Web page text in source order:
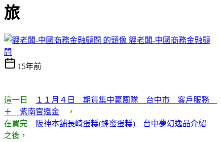
旅
貍老闆-中國商務金融顧
問
15年前
這一日
１１月４日 期貨集中贏團隊 台中市 客戶服務
＋ 紫南宮還金 ，
在買完
阪神本舖長崎蛋糕(蜂蜜蛋糕) 台中夢幻逸品介紹
之後，